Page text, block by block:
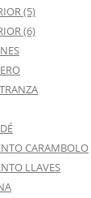
(5)
(6)
CARAMBOLO
LLAVES